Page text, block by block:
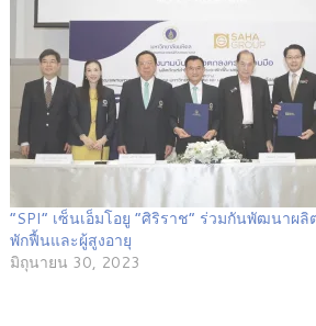
“SPI” เซ็นเอ็มโอยู “ศิริราช” ร่วมกันพัฒนาผ
พักฟื้นและผู้สูงอายุ
มิถุนายน 30, 2023